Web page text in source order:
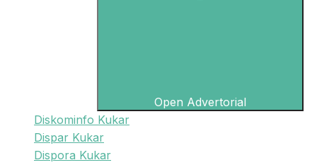
Open Advertorial
Diskominfo Kukar
Dispar Kukar
Dispora Kukar